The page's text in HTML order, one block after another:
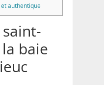
authentique
baie